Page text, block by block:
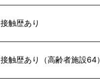
接触歴あり
接触歴あり（高齢者施設64）